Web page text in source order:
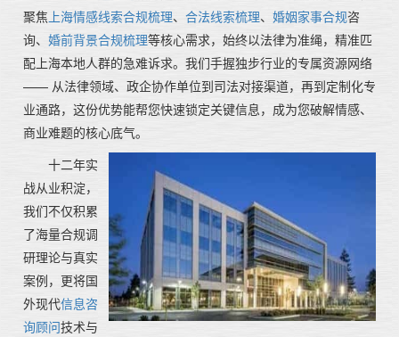
聚焦 上海情感线索合规梳理、 合法线索梳理、 婚姻家事合规咨
询、 婚前背景合规梳理等核心需求，始终以法律为准绳，精准匹
配上海本地人群的急难诉求。我们手握独步行业的专属资源网络
—— 从法律领域、政企协作单位到司法对接渠道，再到定制化专
业通路，这份优势能帮您快速锁定关键信息，成为您破解情感、
商业难题的核心底气。
十二年实
战从业积淀，
我们不仅积累
了海量合规调
研理论与真实
案例，更将国
外现代信息咨
询顾问技术与